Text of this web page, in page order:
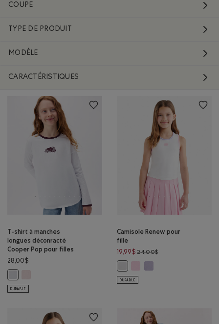
COUPE
TYPE DE PRODUIT
MODÈLE
CARACTÉRISTIQUES
T-shirt à manches
longues déconracté
Cooper Pop pour filles
28,00$
T-shirt à manches longues déconracté Cooper Pop pour filles:
DURABLE
Camisole Renew pour
fille
19,99$ 24,00$Prix réduit de 24,00$
DURABLE